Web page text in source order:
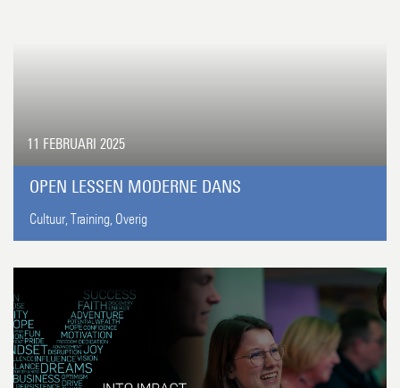
11 FEBRUARI 2025
OPEN LESSEN MODERNE DANS
Cultuur,Training, Overig